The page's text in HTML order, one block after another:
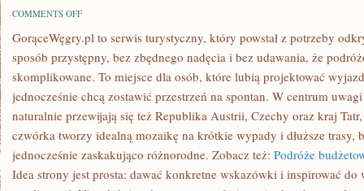
COMMENTS OFFON
GorąceWęgry.pl to serwis turystyczny, który powstał z potrzeby
sposób przystępny, bez zbędnego nadęcia i bez udawania, że
skomplikowane. To miejsce dla osób, które lubią projektować
jednocześnie chcą zostawić przestrzeń na spontan. W centrum
naturalnie przewijają się też Republika Austrii, Czechy oraz kraj Tatr,
czwórka tworzy idealną mozaikę na krótkie wypady i dłuższe trasy,
jednocześnie zaskakująco różnorodne. Zobacz też: Podróże
Idea strony jest prosta: dawać konkretne wskazówki i inspirować do